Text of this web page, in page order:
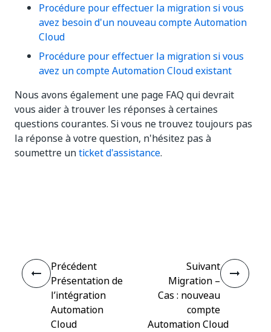
Procédure pour effectuer la migration si vous
avez besoin d'un nouveau compte Automation
Cloud
Procédure pour effectuer la migration si vous
avez un compte Automation Cloud existant
Nous avons également une page FAQ qui devrait
vous aider à trouver les réponses à certaines
questions courantes. Si vous ne trouvez toujours pas
la réponse à votre question, n'hésitez pas à
soumettre unticket d'assistance.
Précédent
Présentation de
l’intégration
Automation
Cloud
Suivant
Migration –
Cas : nouveau
compte
Automation Cloud